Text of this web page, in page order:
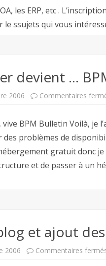
les ERP, etc .
ssujets qui vous
devient …
2006 Commentaires
BPM Bulletin Voilà, je
problèmes de
gratuit donc
et de passer à un
et ajout
2006 Commentaires